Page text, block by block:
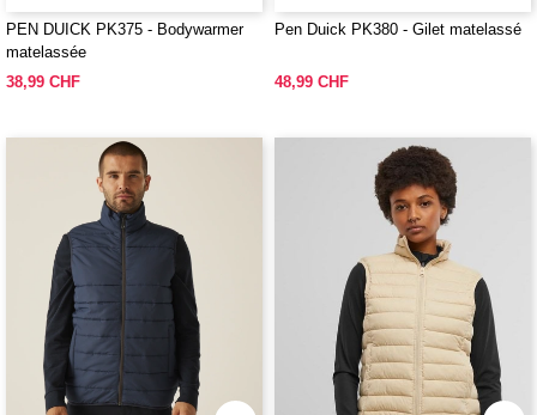
PEN DUICK PK375 - Bodywarmer
matelassée
38,99 CHF
Pen Duick PK380 - Gilet matelassé
48,99 CHF